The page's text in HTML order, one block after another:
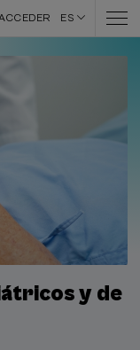
ES
y de